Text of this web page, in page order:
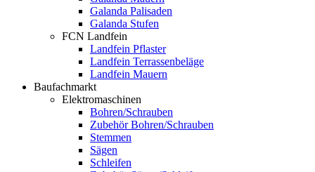
Galanda Palisaden
Galanda Stufen
FCN Landfein
Landfein Pflaster
Landfein Terrassenbeläge
Landfein Mauern
Baufachmarkt
Elektromaschinen
Bohren/Schrauben
Zubehör Bohren/Schrauben
Stemmen
Sägen
Schleifen